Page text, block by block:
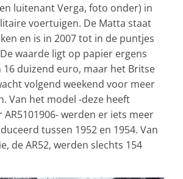
luitenant Verga, foto onder) in
voertuigen. De Matta staat
en is in 2007 tot in de puntjes
waarde ligt op papier ergens
16 duizend euro, maar het Britse
volgend weekend voor meer
Van het model -deze heeft
werden er iets meer
tussen 1952 en 1954. Van
de AR52, werden slechts 154